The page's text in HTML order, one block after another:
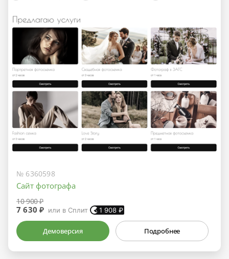
№ 6360598
Сайт фотографа
10 900 ₽
7 630 ₽ или в Сплит 1 908 ₽
Демоверсия Подробнее